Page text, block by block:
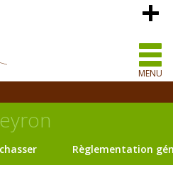
MENU
Règlementation